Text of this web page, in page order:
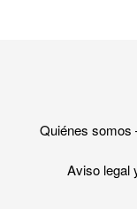
Quiénes somos
Aviso legal